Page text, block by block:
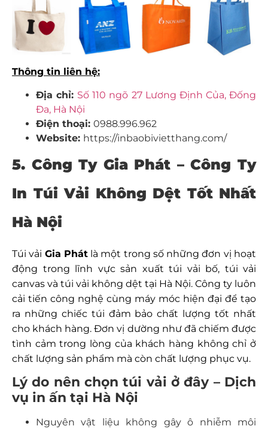
Thông tin liên hệ:
Địa chỉ: Số 110 ngõ 27 Lương Định Của, Đống
Đa, Hà Nội
Điện thoại: 0988.996.962
Website: https://inbaobivietthang.com/
5. Công Ty Gia Phát – Công Ty
In Túi Vải Không Dệt Tốt Nhất
Hà Nội
Túi vải Gia Phátlà một trong số những đơn vị hoạt
động trong lĩnh vực sản xuất túi vải bố, túi vải
canvas và túi vải không dệt tại Hà Nội. Công ty luôn
cải tiến công nghệ cùng máy móc hiện đại để tạo
ra những chiếc túi đảm bảo chất lượng tốt nhất
cho khách hàng. Đơn vị dường như đã chiếm được
tình cảm trong lòng của khách hàng không chỉ ở
chất lượng sản phẩm mà còn chất lượng phục vụ.
Lý do nên chọn túi vải ở đây – Dịch
vụ in ấn tại Hà Nội
Nguyên vật liệu không gây ô nhiễm môi